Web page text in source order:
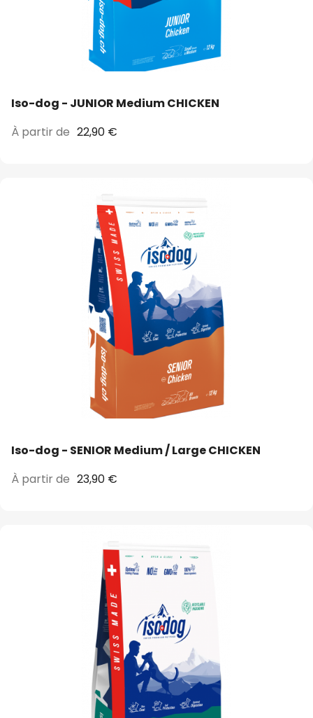
Iso-dog - JUNIOR Medium CHICKEN
À partir de 22,90 €
Iso-dog - SENIOR Medium / Large CHICKEN
À partir de 23,90 €